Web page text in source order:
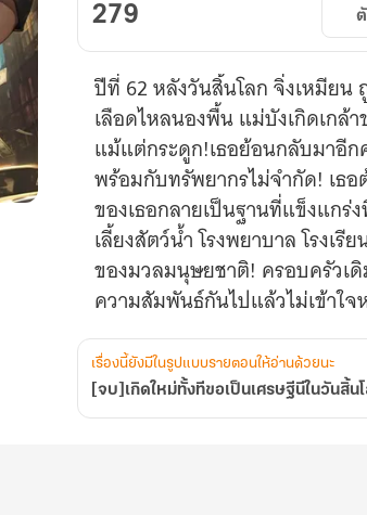
วัน
สิ้น
โลก
279
ปีที่ 62 หลังวันสิ้นโลก จิ่งเหมีย
เลือดไหลนองพื้น แม่บังเกิดเกล้
แม้แต่กระดูก!เธอย้อนกลับมาอีก
พร้อมกับทรัพยากรไม่จำกัด! เธอ
ของเธอกลายเป็นฐานที่แข็งแก
เลี้ยงสัตว์น้ำ โรงพยาบาล โรงเ
ของมวลมนุษยชาติ! ครอบครัวเดิ
ความสัมพันธ์กันไปแล้วไม่เข้าใจ
เรื่องนี้ยังมีในรูปแบบรายตอนให้อ่านด้วยนะ
[จบ]เกิดใหม่ทั้งทีขอเป็นเศรษฐีนีในวันสิ้น